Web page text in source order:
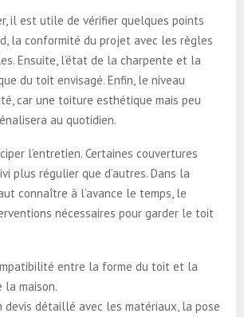
il est utile de vérifier quelques points
la conformité du projet avec les règles
Ensuite, l’état de la charpente et la
du toit envisagé. Enfin, le niveau
car une toiture esthétique mais peu
au quotidien.
l’entretien. Certaines couvertures
plus régulier que d’autres. Dans la
connaître à l’avance le temps, le
nécessaires pour garder le toit
entre la forme du toit et la
maison.
devis détaillé avec les matériaux, la pose